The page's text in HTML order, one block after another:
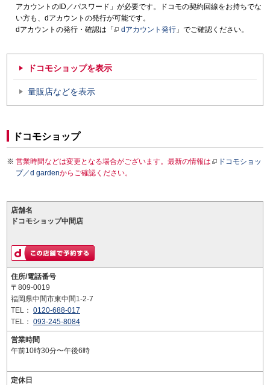
アカウントのID／パスワード」が必要です。ドコモの契約回線をお持ちでな
い方も、dアカウントの発行が可能です。
dアカウントの発行・確認は「
dアカウント発行 」でご確認ください。
ドコモショップを表示
量販店などを表示
ドコモショップ
営業時間などは変更となる場合がございます。最新の情報は
ドコモショッ
プ／d gardenからご確認ください。
店舗名
ドコモショップ中間店
住所/電話番号
〒809-0019
福岡県中間市東中間1-2-7
TEL： 0120-688-017
TEL： 093-245-8084
営業時間
午前10時30分〜午後6時
定休日